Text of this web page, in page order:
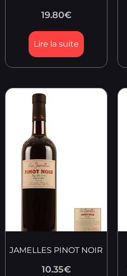
19.80€
Lire la suite
JAMELLES PINOT NOIR
10.35€